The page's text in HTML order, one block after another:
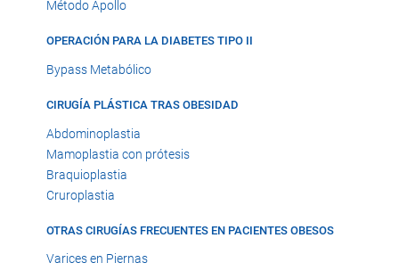
Método Apollo
OPERACIÓN PARA LA DIABETES TIPO II
Bypass Metabólico
CIRUGÍA PLÁSTICA TRAS OBESIDAD
Abdominoplastia
Mamoplastia con prótesis
Braquioplastia
Cruroplastia
OTRAS CIRUGÍAS FRECUENTES EN PACIENTES OBESOS
Varices en Piernas